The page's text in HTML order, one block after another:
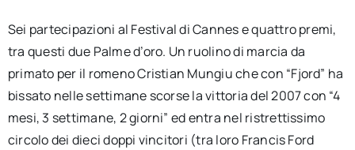
Sei partecipazioni al Festival di Cannes e quattro premi,
tra questi due Palme d’oro. Un ruolino di marcia da
primato per il romeno Cristian Mungiu che con “Fjord” ha
bissato nelle settimane scorse la vittoria del 2007 con “4
mesi, 3 settimane, 2 giorni” ed entra nel ristrettissimo
circolo dei dieci doppi vincitori (tra loro Francis Ford